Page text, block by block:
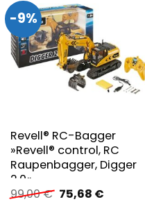
-9%
Revell® RC-Bagger
»Revell® control, RC
Raupenbagger, Digger
2.0«
99,00€ Ursprünglicher
Preis
75,68 €Aktueller